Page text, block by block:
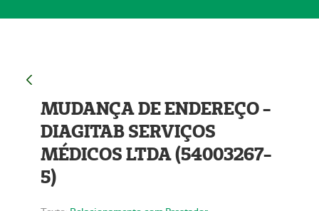
MUDANÇA DE ENDEREÇO -
DIAGITAB SERVIÇOS
MÉDICOS LTDA (54003267-
5)